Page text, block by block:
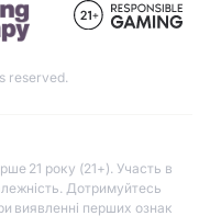
reserved.
21 року (21+). Участь в
Дотримуйтесь
виявленні перших ознак